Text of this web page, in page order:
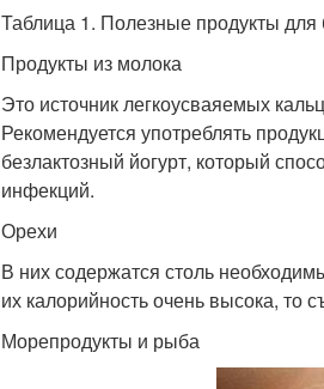
Таблица 1. Полезные продукты
Продукты из молока
Это источник легкоусваяемых
Рекомендуется употреблять
безлактозный йогурт, который
инфекций.
Орехи
В них содержатся столь
их калорийность очень высока, то
Морепродукты и рыба